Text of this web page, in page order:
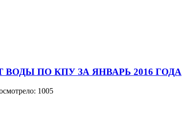
ПО КПУ ЗА ЯНВАРЬ 2016 ГОДА
1005